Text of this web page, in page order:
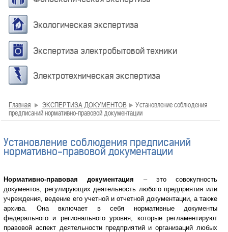
Экологическая экспертиза
Экспертиза электробытовой техники
Электротехническая экспертиза
Главная ЭКСПЕРТИЗА ДОКУМЕНТОВ
Установление соблюдения
предписаний нормативно-правовой документации
Установление соблюдения предписаний
нормативно-правовой документации
Нормативно-правовая документация – это совокупность
документов, регулирующих деятельность любого предприятия или
учреждения, ведение его учетной и отчетной документации, а также
архива. Она включает в себя нормативные документы
федерального и регионального уровня, которые регламентируют
правовой аспект деятельности предприятий и организаций любых